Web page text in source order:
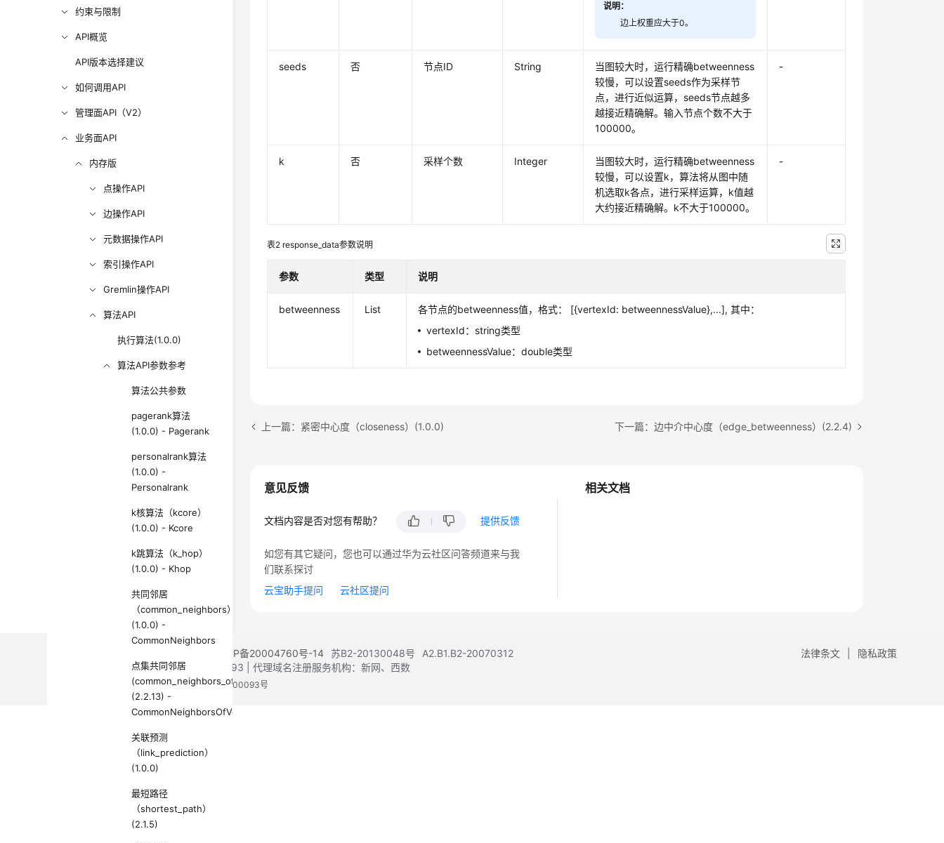
约束与限制
API概览
API版本选择建议
如何调用API
管理面API（V2）
业务面API
内存版
点操作API
边操作API
元数据操作API
索引操作API
Gremlin操作API
算法API
执行算法(1.0.0)
算法API参数参考
算法公共参数
pagerank算法
(1.0.0) - Pagerank
personalrank算法
(1.0.0) -
Personalrank
k核算法（kcore）
(1.0.0) - Kcore
k跳算法（k_hop）
(1.0.0) - Khop
共同邻居
（common_neighbors）
(1.0.0) -
CommonNeighbors
点集共同邻居
(common_neighbors_of_vertex_sets)
(2.2.13) -
CommonNeighborsOfVertexSets
关联预测
（link_prediction）
(1.0.0)
最短路径
（shortest_path）
(2.1.5)
说明：
边上权重应大于0。
seeds 否 节点ID String
当图较大时，运行精确betweenness
较慢，可以设置seeds作为采样节
点，进行近似运算，seeds节点越多
越接近精确解。输入节点个数不大于
100000。
-
k 否 采样个数 Integer
当图较大时，运行精确betweenness
较慢，可以设置k，算法将从图中随
机选取k各点，进行采样运算，k值越
大约接近精确解。k不大于100000。
-
表2 response_data参数说明
参数 类型 说明
betweenness List
各节点的betweenness值，格式： [{vertexId: betweennessValue},...], 其中：
vertexId：string类型
betweennessValue：double类型
上一篇：紧密中心度（closeness）(1.0.0) 下一篇：边中介中心度（edge_betweenness）(2.2.4)
相关文档
意见反馈
文档内容是否对您有帮助？ 提供反馈
如您有其它疑问，您也可以通过华为云社区问答频道来与我
们联系探讨
云宝助手提问
云社区提问
法律条文 隐私政策
黔ICP备20004760号-14 苏B2-20130048号
A2.B1.B2-20070312
增值电信业务经营许可证：B1.B2-20200593 | 代理域名注册服务机构：新网、西数
贵公网安备 52990002000093号